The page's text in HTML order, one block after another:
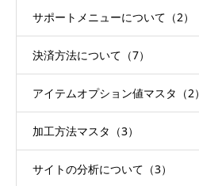
サポートメニューについて（2）
決済方法について（7）
アイテムオプション値マスタ（2）
加工方法マスタ（3）
サイトの分析について（3）